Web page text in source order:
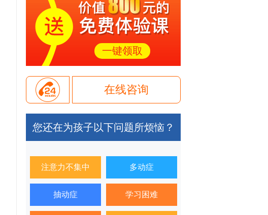
一键领取
在线咨询
您还在为孩子以下问题所烦恼？
注意力不集中 多动症
抽动症 学习困难